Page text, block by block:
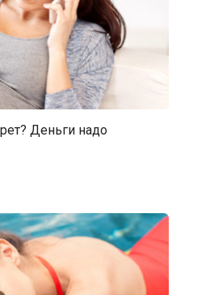
Деньги надо